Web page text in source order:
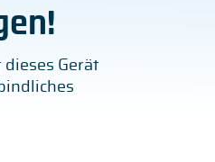
dieses Gerät